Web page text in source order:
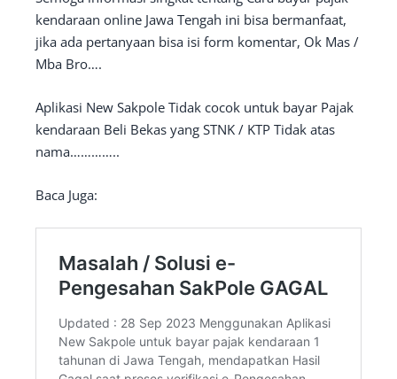
kendaraan online Jawa Tengah ini bisa bermanfaat,
jika ada pertanyaan bisa isi form komentar, Ok Mas /
Mba Bro….
Aplikasi New Sakpole Tidak cocok untuk bayar Pajak
kendaraan Beli Bekas yang STNK / KTP Tidak atas
nama…………..
Baca Juga: